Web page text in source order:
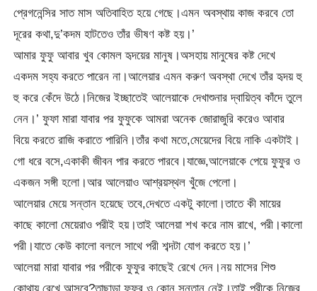
প্রেগনেন্সির সাত মাস অতিবাহিত হয়ে গেছে।এমন অবস্থায় কাজ করবে তো
দূরের কথা,দু’কদম হাটতেও তাঁর ভীষণ কষ্ট হয়।’
আমার ফুফু আবার খুব কোমল হৃদয়ের মানুষ।অসহায় মানুষের কষ্ট দেখে
একদম সহ্য করতে পারেন না।আলেয়ার এমন করুণ অবস্থা দেখে তাঁর হৃদয় হু
হু করে কেঁদে উঠে।নিজের ইচ্ছাতেই আলেয়াকে দেখাশুনার দ্বায়িত্ব কাঁদে তুলে
নেন।’ ফুফা মারা যাবার পর ফুফুকে আমরা অনেক জোরাজুরি করেও আবার
বিয়ে করতে রাজি করাতে পারিনি।তাঁর কথা মতে,মেয়েদের বিয়ে নাকি একটাই।
গো ধরে বসে,একাকী জীবন পার করতে পারবে।যাজ্ঞে,আলেয়াকে পেয়ে ফুফুর ও
একজন সঙ্গী হলো।আর আলেয়াও আশ্রয়স্থল খুঁজে পেলো।
আলেয়ার মেয়ে সন্তান হয়েছে তবে,দেখতে একটু কালো।তাতে কী মায়ের
কাছে কালো মেয়েরাও পরীই হয়।তাই আলেয়া শখ করে নাম রাখে, পরী।কালো
পরী।যাতে কেউ কালো বললে সাথে পরী শব্দটা যোগ করতে হয়।’
আলেয়া মারা যাবার পর পরীকে ফুফুর কাছেই রেখে দেন।নয় মাসের শিশু